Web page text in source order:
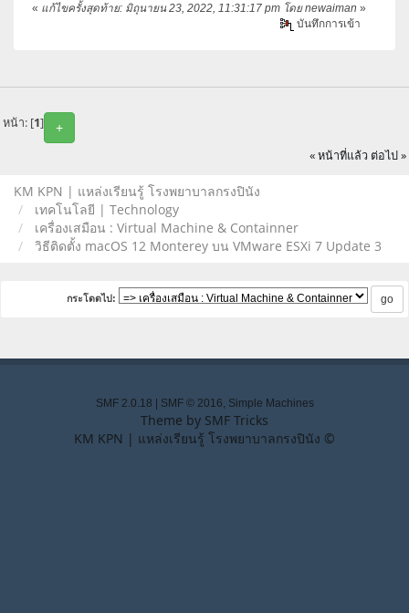
« แก้ไขครั้งสุดท้าย: มิถุนายน 23, 2022, 11:31:17 pm โดย newaiman »
บันทึกการเข้า
+
หน้า: [1]
« หน้าที่แล้ว ต่อไป »
KM KPN | แหล่งเรียนรู้ โรงพยาบาลกรงปินัง
เทคโนโลยี | Technology
เครื่องเสมือน : Virtual Machine & Containner
วิธีติดตั้ง macOS 12 Monterey บน VMware ESXi 7 Update 3
กระโดดไป:
SMF 2.0.18 SMF © 2016, Simple Machines
Theme by SMF Tricks
KM KPN | แหล่งเรียนรู้ โรงพยาบาลกรงปินัง ©